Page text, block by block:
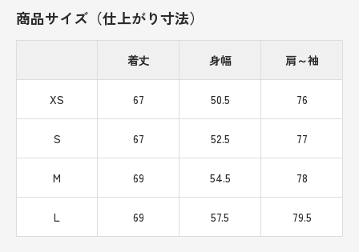
商品サイズ（仕上がり寸法）
着丈 身幅 肩～袖
XS 67 50.5 76
S 67 52.5 77
M 69 54.5 78
L 69 57.5 79.5